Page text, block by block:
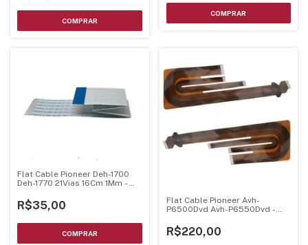
Flat Cable Pioneer Deh-1700
Deh-1770 21Vias 16Cm 1Mm -
R$35,00
Flat Cable Pioneer Avh-
P6500Dvd Avh-P6550Dvd -
R$220,00